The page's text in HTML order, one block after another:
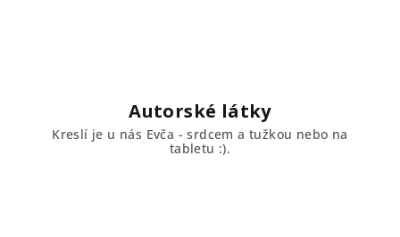
Autorské látky
Kreslí je u nás Evča - srdcem a tužkou nebo na
tabletu :).